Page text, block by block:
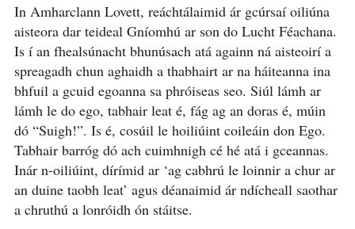
In Amharclann Lovett, reáchtálaimid ár gcúrsaí oiliúna
aisteora dar teideal Gníomhú ar son do Lucht Féachana.
Is í an fhealsúnacht bhunúsach atá againn ná aisteoirí a
spreagadh chun aghaidh a thabhairt ar na háiteanna ina
bhfuil a gcuid egoanna sa phróiseas seo. Siúl lámh ar
lámh le do ego, tabhair leat é, fág ag an doras é, múin
dó “Suigh!”. Is é, cosúil le hoiliúint coileáin don Ego.
Tabhair barróg dó ach cuimhnigh cé hé atá i gceannas.
Inár n-oiliúint, dírímid ar ‘ag cabhrú le loinnir a chur ar
an duine taobh leat’ agus déanaimid ár ndícheall saothar
a chruthú a lonróidh ón stáitse.